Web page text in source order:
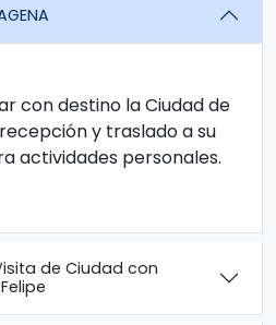
con destino la Ciudad de
y traslado a su
actividades personales.
de Ciudad con